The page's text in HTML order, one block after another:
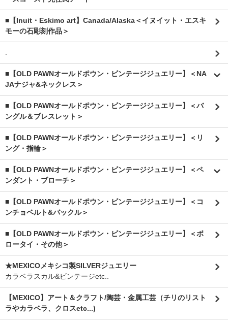
■【Inuit・Eskimo art】Canada/Alaska＜イヌイット・エスキ
モーの石彫刻作品＞
■【OLD PAWNオールドポウン・ビンテージジュエリー】＜NA
JAナジャ&ネックレス＞
■【OLD PAWNオールドポウン・ビンテージジュエリー】＜バ
ングル＆ブレスレット＞
■【OLD PAWNオールドポウン・ビンテージジュエリー】＜リ
ング・指輪＞
■【OLD PAWNオールドポウン・ビンテージジュエリー】＜ペ
ンダント・ブローチ＞
■【OLD PAWNオールドポウン・ビンテージジュエリー】＜コ
ンチョベルト&バックル＞
■【OLD PAWNオールドポウン・ビンテージジュエリー】＜ボ
ロータイ・その他＞
★MEXICOメキシコ製SILVERジュエリー
カラベラスカル&ビンテージetc..
【MEXICO】アート＆クラフト/陶芸・金属工芸（チリのリスト
ラやカラベラ、クロスetc...)